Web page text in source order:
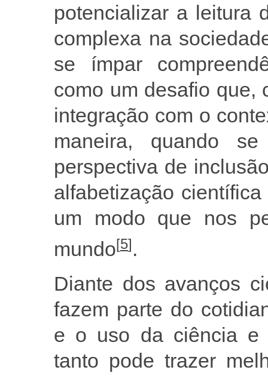
potencializar a leitura
complexa na
se ímpar
como um desafio que,
integração com o
maneira, quando
perspectiva de
alfabetização
um modo que nos
mundo[5].
Diante dos avanços
fazem parte do
e o uso da ciência e
tanto pode trazer